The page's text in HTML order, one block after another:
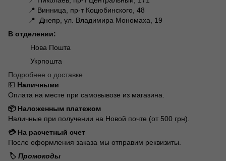
📍 Винница, пр-т Коцюбинского, 48
📍 Днепр, ул. Владимира Мономаха, 19
В отделении:
Нова Пошта
Укрпошта
Подробнее о доставке
💵 Наличными
Оплата на месте при самовывозе из магазина.
📦 Наложенным платежом
Наличные при получении на Новой почте (от 500 грн).
💳 На расчетный счет
После оформления заказа мы отправим реквизиты.
🏷️ Промокоды